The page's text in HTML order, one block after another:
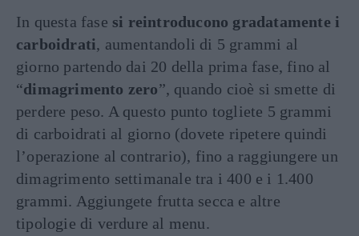
In questa fase si reintroducono gradatamente i
carboidrati, aumentandoli di 5 grammi al
giorno partendo dai 20 della prima fase, fino al
“dimagrimento zero”, quando cioè si smette di
perdere peso. A questo punto togliete 5 grammi
di carboidrati al giorno (dovete ripetere quindi
l’operazione al contrario), fino a raggiungere un
dimagrimento settimanale tra i 400 e i 1.400
grammi. Aggiungete frutta secca e altre
tipologie di verdure al menu.